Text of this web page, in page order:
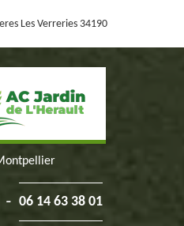
Les Verreries 34190
- 06 14 63 38 01